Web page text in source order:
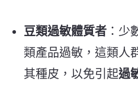
豆類過敏體質者 ：少
類產品過敏，這類人
其種皮，以免引起過